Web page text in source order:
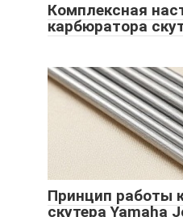
Комплексная
карбюратора
Принцип работы
скутера Yamaha